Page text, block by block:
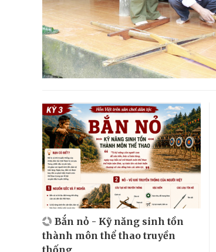
Bắn nỏ - Kỹ năng sinh tồn
thành môn thể thao truyền
thống